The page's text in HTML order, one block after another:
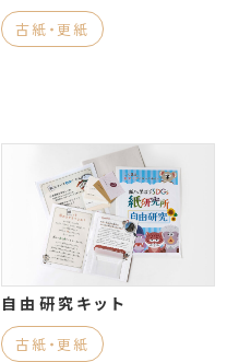
古紙・更紙
自由研究キット
古紙・更紙